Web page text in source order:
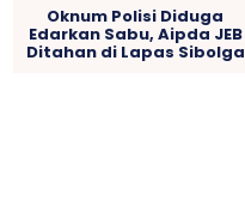
Oknum Polisi Diduga
Edarkan Sabu, Aipda JEB
Ditahan di Lapas Sibolga